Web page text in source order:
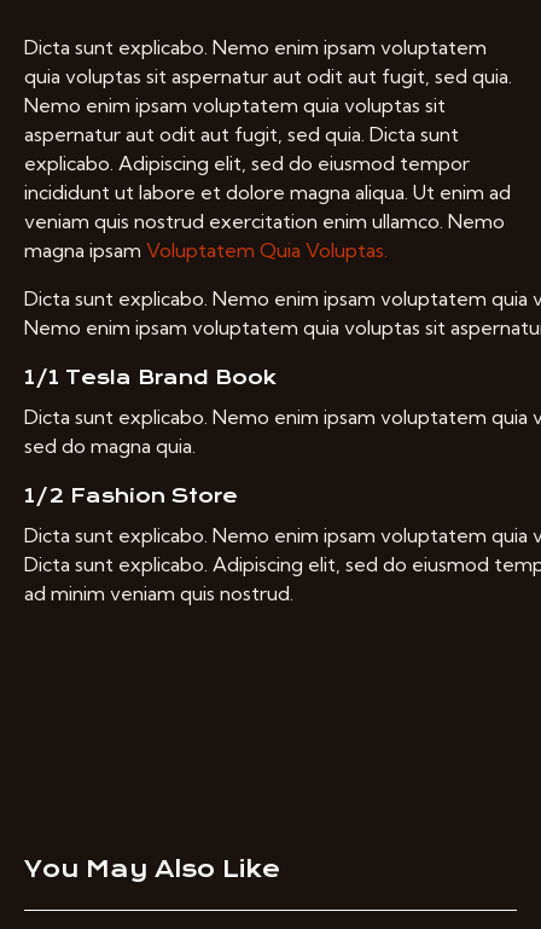
Dicta sunt explicabo. Nemo enim ipsam voluptatem
quia voluptas sit aspernatur aut odit aut fugit, sed quia.
Nemo enim ipsam voluptatem quia voluptas sit
aspernatur aut odit aut fugit, sed quia. Dicta sunt
explicabo. Adipiscing elit, sed do eiusmod tempor
incididunt ut labore et dolore magna aliqua. Ut enim ad
veniam quis nostrud exercitation enim ullamco. Nemo
magna ipsam Voluptatem Quia Voluptas.
Dicta sunt explicabo. Nemo enim ipsam voluptatem
Nemo enim ipsam voluptatem quia voluptas sit
1/1 Tesla Brand Book
Dicta sunt explicabo. Nemo enim ipsam voluptatem
sed do magna quia.
1/2 Fashion Store
Dicta sunt explicabo. Nemo enim ipsam voluptatem
Dicta sunt explicabo. Adipiscing elit, sed do eiusmod
ad minim veniam quis nostrud.
You May Also Like